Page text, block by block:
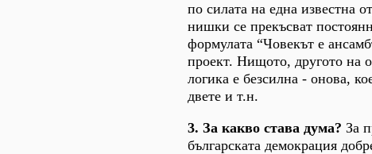
по силата на една известна
нишки се прекъсват
формулата “Човекът е
проект. Нищото, другото на
логика е безсилна - онова,
двете и т.н.
3. За какво става дума? За
българската демокрация